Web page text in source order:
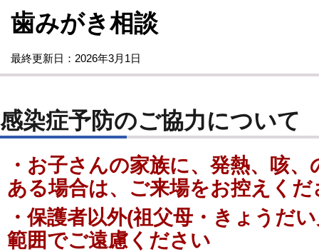
歯みがき相談
最終更新日：2026年3月1日
感染症予防のご協力について
・お子さんの家族に、発熱、咳
ある場合は、ご来場をお控えくだ
・保護者以外(祖父母・きょうだ
範囲でご遠慮ください